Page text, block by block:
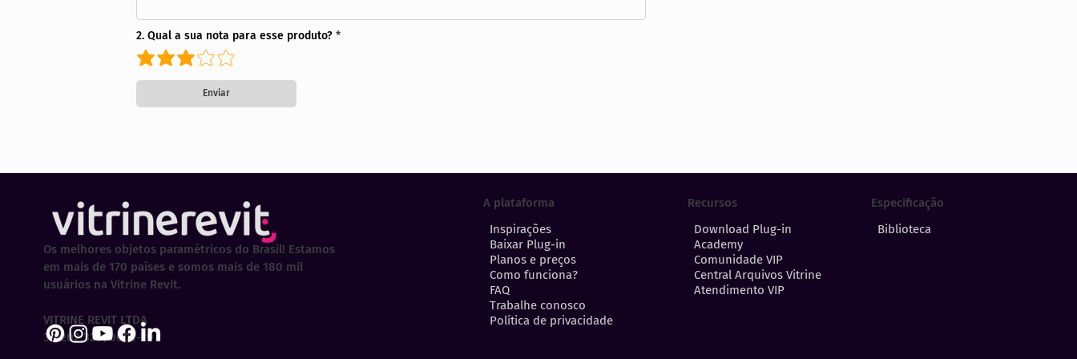
2. Qual a sua nota para esse produto?
Enviar
A plataforma
Inspirações
Baixar Plug-in
Planos e preços
Como funciona?
FAQ
Trabalhe conosco
Política de privacidade
Recursos
Download Plug-in
Academy
Comunidade VIP
Central Arquivos Vitrine
Atendimento VIP
Especificação
Biblioteca
Os melhores objetos paramétricos do Brasil! Estamos
em mais de 170 países e somos mais de 180 mil
usuários na Vitrine Revit.
VITRINE REVIT LTDA
30.202.323/0001-29